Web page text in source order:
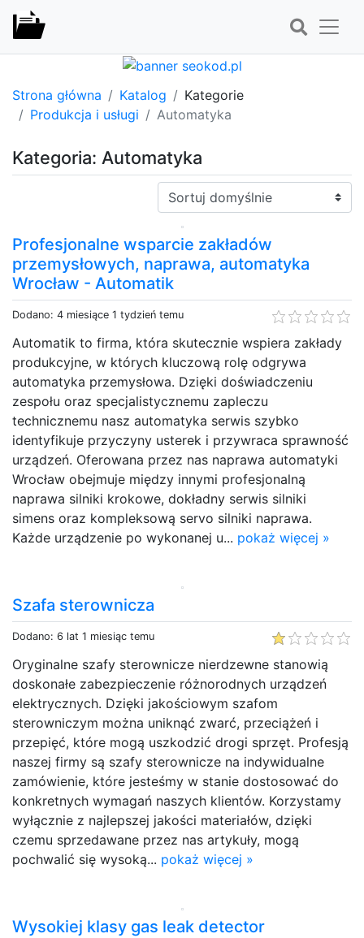
Strona główna Katalog
Kategorie
Produkcja i usługi
Automatyka
Kategoria: Automatyka
Sortuj:
Profesjonalne wsparcie zakładów
przemysłowych, naprawa, automatyka
Wrocław - Automatik
Dodano: 4 miesiące 1 tydzień temu
Automatik to firma, która skutecznie wspiera zakłady
produkcyjne, w których kluczową rolę odgrywa
automatyka przemysłowa. Dzięki doświadczeniu
zespołu oraz specjalistycznemu zapleczu
technicznemu nasz automatyka serwis szybko
identyfikuje przyczyny usterek i przywraca sprawność
urządzeń. Oferowana przez nas naprawa automatyki
Wrocław obejmuje między innymi profesjonalną
naprawa silniki krokowe, dokładny serwis silniki
simens oraz kompleksową servo silniki naprawa.
Każde urządzenie po wykonanej u... pokaż więcej »
Szafa sterownicza
Dodano: 6 lat 1 miesiąc temu
Oryginalne szafy sterownicze nierdzewne stanowią
doskonałe zabezpieczenie różnorodnych urządzeń
elektrycznych. Dzięki jakościowym szafom
sterowniczym można uniknąć zwarć, przeciążeń i
przepięć, które mogą uszkodzić drogi sprzęt. Profesją
naszej firmy są szafy sterownicze na indywidualne
zamówienie, które jesteśmy w stanie dostosować do
konkretnych wymagań naszych klientów. Korzystamy
wyłącznie z najlepszej jakości materiałów, dzięki
czemu sprzedawane przez nas artykuły, mogą
pochwalić się wysoką... pokaż więcej »
Wysokiej klasy gas leak detector